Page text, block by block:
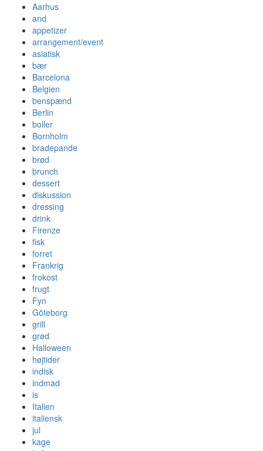
Aarhus
and
appetizer
arrangement/event
asiatisk
bær
Barcelona
Belgien
benspænd
Berlin
boller
Bornholm
bradepande
brød
brunch
dessert
diskussion
dressing
drink
Firenze
fisk
forret
Frankrig
frokost
frugt
Fyn
Göteborg
grill
grød
Halloween
højtider
indisk
indmad
is
Italien
italiensk
jul
kage